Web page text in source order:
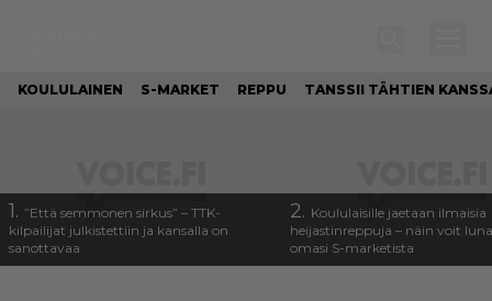
KOULULAINEN S-MARKET REPPU TANSSII TÄHTIEN
1. ”Että semmonen sirkus” – TTK-
kilpailijat julkistettiin ja kansalla on
sanottavaa
2. Koululaisille jaetaan ilmaisia
heijastinreppuja – näin voit
omasi S-marketista